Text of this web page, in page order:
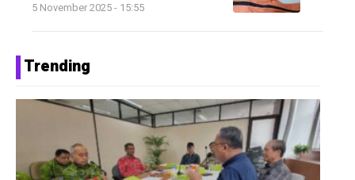
5 November 2025 - 15:55
Trending